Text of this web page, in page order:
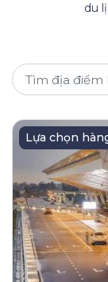
du
Lựa chọn